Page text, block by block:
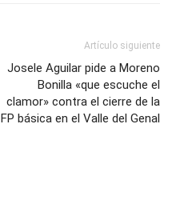
Artículo siguiente
Josele Aguilar pide a Moreno
Bonilla «que escuche el
clamor» contra el cierre de la
FP básica en el Valle del Genal